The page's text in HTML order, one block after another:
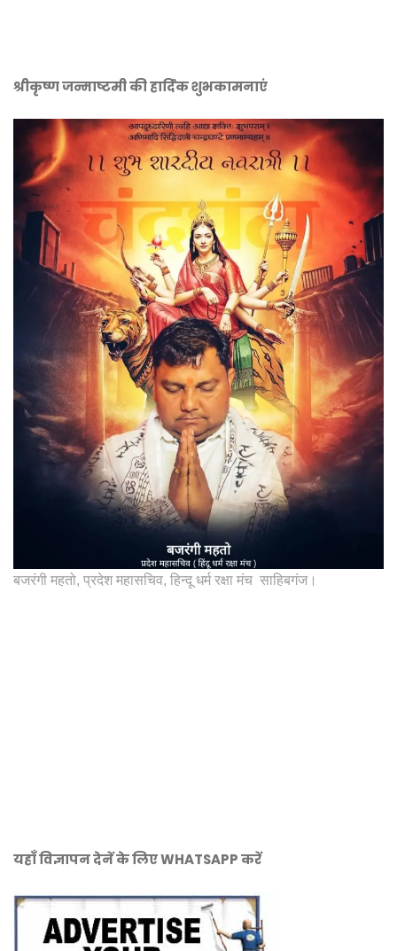
श्रीकृष्ण जन्माष्टमी की हार्दिक शुभकामनाएं
बजरंगी महतो, प्रदेश महासचिव, हिन्दू धर्म रक्षा मंच साहिबगंज।
यहाँ विज्ञापन देनें के लिए WHATSAPP करें